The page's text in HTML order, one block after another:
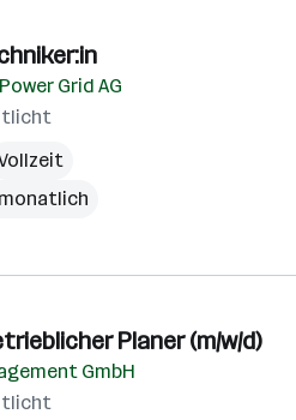
Grid AG
Planer (m/w/d)
GmbH